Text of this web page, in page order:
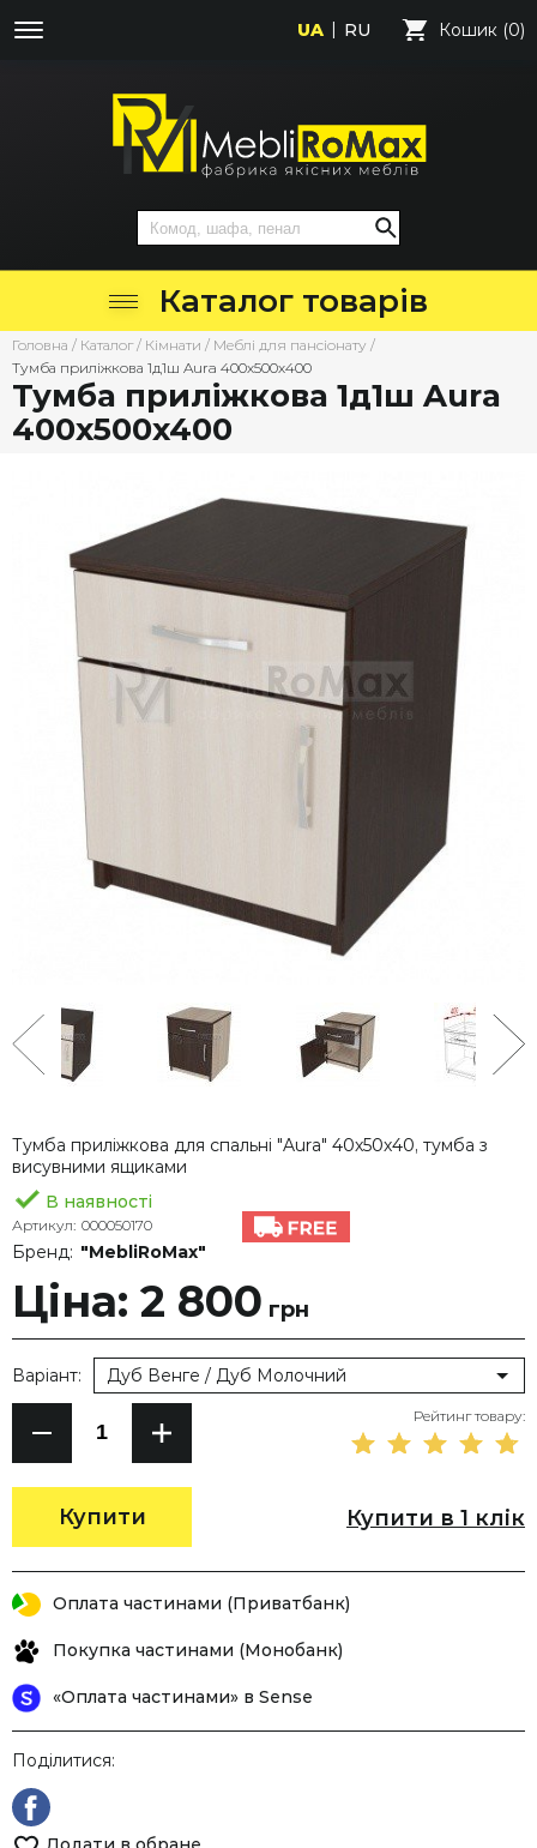
UA RU Кошик (0)
Каталог товарів
Головна / Каталог / Кімнати / Меблі для пансіонату /
Тумба приліжкова 1д1ш Aura 400х500х400
Тумба приліжкова 1д1ш Aura
400х500х400
Тумба приліжкова для спальні "Aura" 40х50х40, тумба з
висувними ящиками
В наявності
Артикул: 000050170
Бренд: "MebliRoMax"
Ціна: 2 800 грн
Купити
Варіант: Дуб Венге / Дуб Молочний
Рейтинг товару:
Купити в 1 клік
Оплата частинами (Приватбанк)
Покупка частинами (Монобанк)
«Оплата частинами» в Sense
Поділитися: